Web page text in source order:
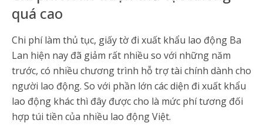
quá cao
Chi phí làm thủ tục, giấy tờ đi xuất khẩu lao động Ba
Lan hiện nay đã giảm rất nhiều so với những năm
trước, có nhiều chương trình hỗ trợ tài chính dành cho
người lao động. So với phần lớn các diện đi xuất khẩu
lao động khác thì đây được cho là mức phí tương đối
hợp túi tiền của nhiều lao động Việt.